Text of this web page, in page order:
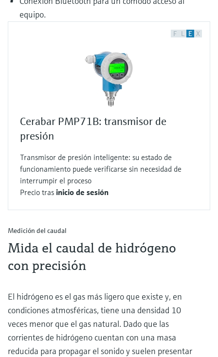
equipo.
F L E X
Cerabar PMP71B: transmisor de
presión
Transmisor de presión inteligente: su estado de
funcionamiento puede verificarse sin necesidad de
interrumpir el proceso
Precio tras inicio de sesión
Medición del caudal
Mida el caudal de hidrógeno
con precisión
El hidrógeno es el gas más ligero que existe y, en
condiciones atmosféricas, tiene una densidad 10
veces menor que el gas natural. Dado que las
corrientes de hidrógeno cuentan con una masa
reducida para propagar el sonido y suelen presentar